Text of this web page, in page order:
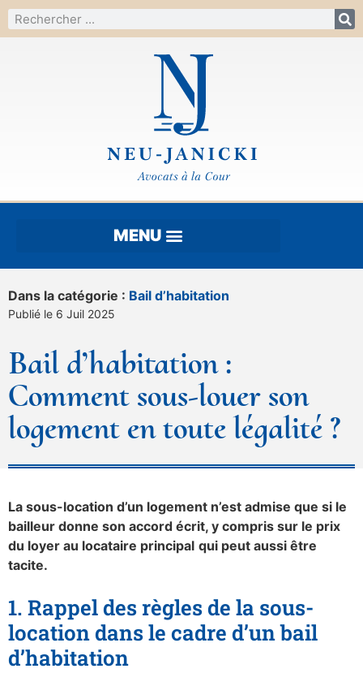
Dans la catégorie : Bail d’habitation
Publié le 6 Juil 2025
Bail d’habitation :
Comment sous-louer son
logement en toute légalité ?
La sous-location d’un logement n’est admise que si le
bailleur donne son accord écrit, y compris sur le prix
du loyer au locataire principal qui peut aussi être
tacite.
1. Rappel des règles de la sous-
location dans le cadre d’un bail
d’habitation